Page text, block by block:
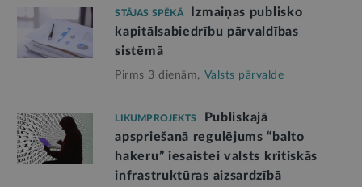
STĀJAS SPĒKĀ
Izmaiņas publisko
kapitālsabiedrību pārvaldības
sistēmā
Pirms 3 dienām, Valsts pārvalde
LIKUMPROJEKTS
Publiskajā
apspriešanā regulējums “balto
hakeru” iesaistei valsts kritiskās
infrastruktūras aizsardzībā